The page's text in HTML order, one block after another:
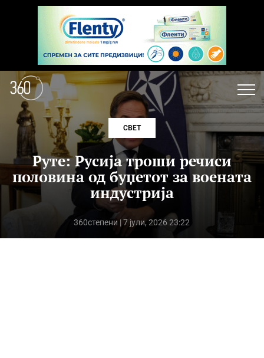
СВЕТ
Руте: Русија троши речиси
половина од буџетот за воената
индустрија
360степени | 7 јули, 2026 23:22